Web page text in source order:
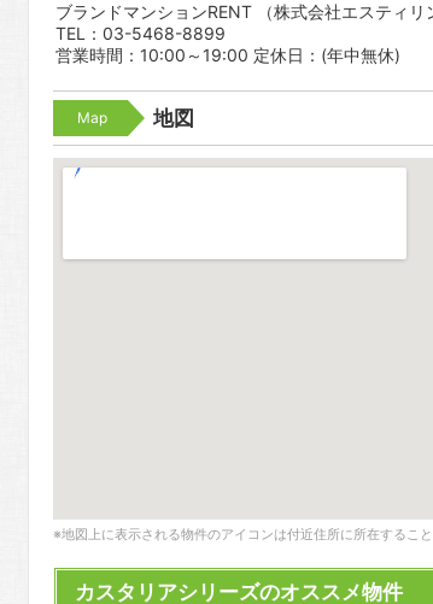
ブランドマンションRENT （株式会社エスティリ
TEL：03-5468-8899
営業時間：10:00～19:00 定休日：(年中無休)
Map 地図
※地図上に表示される物件のアイコンは付近住所に所在するこ
カスタリアシリーズのオススメ物件